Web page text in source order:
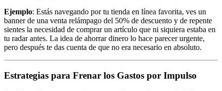
Ejemplo: Estás navegando por tu tienda en línea favorita, ves un
banner de una venta relámpago del 50% de descuento y de repente
sientes la necesidad de comprar un artículo que ni siquiera estaba en
tu radar antes. La idea de ahorrar dinero lo hace parecer urgente,
pero después te das cuenta de que no era necesario en absoluto.
Estrategias para Frenar los Gastos por Impulso